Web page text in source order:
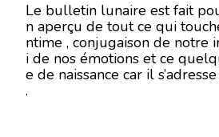
Le bulletin lunaire est fait
n aperçu de tout ce qui
ntime , conjugaison de notre
i de nos émotions et ce
e de naissance car il
.